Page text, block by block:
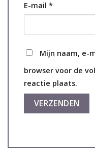
E-mail *
Mijn naam, e-
browser voor de
reactie plaats.